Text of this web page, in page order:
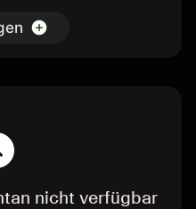
nicht verfügbar